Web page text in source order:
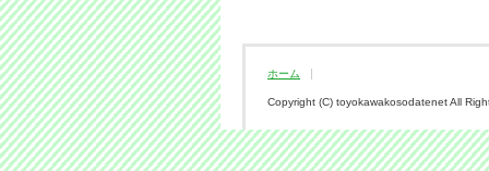
ホーム
Copyright (C) toyokawakosodatenet All